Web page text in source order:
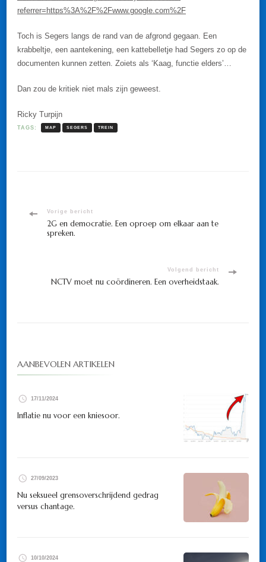
referrer=https%3A%2F%2Fwww.google.com%2F
Toch is Segers langs de rand van de afgrond gegaan. Een
krabbeltje, een aantekening, een kattebelletje had Segers zo op de
documenten kunnen zetten. Zoiets als ‘Kaag, functie elders’…
Dan zou de kritiek niet mals zijn geweest.
Ricky Turpijn
TAGS: MAP SEGERS TREIN
Bericht
navigatie
Vorige bericht
2G en democratie. Een oproep om elkaar aan te
spreken.
Volgend bericht
NCTV moet nu coördineren. Een overheidstaak.
AANBEVOLEN ARTIKELEN
17/11/2024
Inflatie nu voor een kniesoor.
27/09/2023
Nu seksueel grensoverschrijdend gedrag
versus chantage.
10/10/2024